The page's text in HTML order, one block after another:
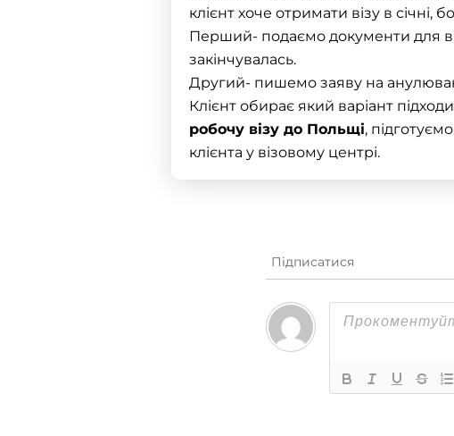
клієнт хоче отримати візу в
Перший- подаємо документи для
закінчувалась.
Другий- пишемо заяву на
Клієнт обирає який варіант
робочу візу до Польщі,
клієнта у візовому центрі.
Підписатися